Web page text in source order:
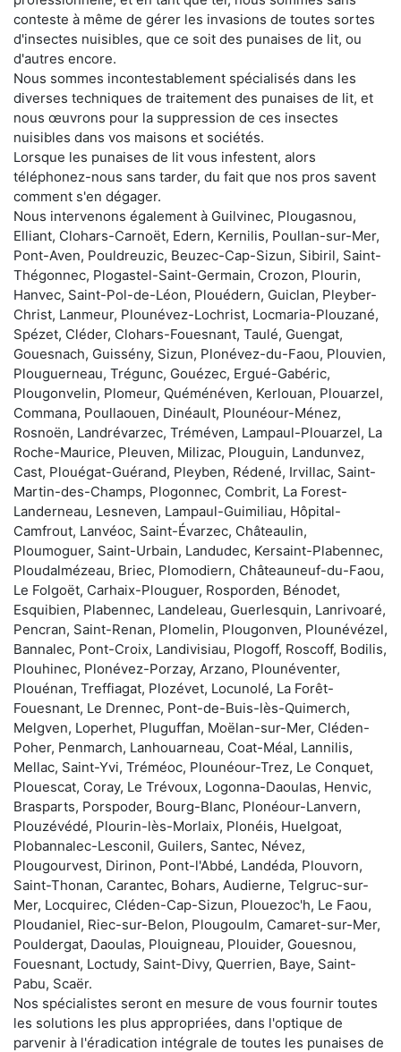
conteste à même de gérer les invasions de toutes sortes
d'insectes nuisibles, que ce soit des punaises de lit, ou
d'autres encore.
Nous sommes incontestablement spécialisés dans les
diverses techniques de traitement des punaises de lit, et
nous œuvrons pour la suppression de ces insectes
nuisibles dans vos maisons et sociétés.
Lorsque les punaises de lit vous infestent, alors
téléphonez-nous sans tarder, du fait que nos pros savent
comment s'en dégager.
Nous intervenons également à Guilvinec, Plougasnou,
Elliant, Clohars-Carnoët, Edern, Kernilis, Poullan-sur-Mer,
Pont-Aven, Pouldreuzic, Beuzec-Cap-Sizun, Sibiril, Saint-
Thégonnec, Plogastel-Saint-Germain, Crozon, Plourin,
Hanvec, Saint-Pol-de-Léon, Plouédern, Guiclan, Pleyber-
Christ, Lanmeur, Plounévez-Lochrist, Locmaria-Plouzané,
Spézet, Cléder, Clohars-Fouesnant, Taulé, Guengat,
Gouesnach, Guissény, Sizun, Plonévez-du-Faou, Plouvien,
Plouguerneau, Trégunc, Gouézec, Ergué-Gabéric,
Plougonvelin, Plomeur, Quéménéven, Kerlouan, Plouarzel,
Commana, Poullaouen, Dinéault, Plounéour-Ménez,
Rosnoën, Landrévarzec, Tréméven, Lampaul-Plouarzel, La
Roche-Maurice, Pleuven, Milizac, Plouguin, Landunvez,
Cast, Plouégat-Guérand, Pleyben, Rédené, Irvillac, Saint-
Martin-des-Champs, Plogonnec, Combrit, La Forest-
Landerneau, Lesneven, Lampaul-Guimiliau, Hôpital-
Camfrout, Lanvéoc, Saint-Évarzec, Châteaulin,
Ploumoguer, Saint-Urbain, Landudec, Kersaint-Plabennec,
Ploudalmézeau, Briec, Plomodiern, Châteauneuf-du-Faou,
Le Folgoët, Carhaix-Plouguer, Rosporden, Bénodet,
Esquibien, Plabennec, Landeleau, Guerlesquin, Lanrivoaré,
Pencran, Saint-Renan, Plomelin, Plougonven, Plounévézel,
Bannalec, Pont-Croix, Landivisiau, Plogoff, Roscoff, Bodilis,
Plouhinec, Plonévez-Porzay, Arzano, Plounéventer,
Plouénan, Treffiagat, Plozévet, Locunolé, La Forêt-
Fouesnant, Le Drennec, Pont-de-Buis-lès-Quimerch,
Melgven, Loperhet, Pluguffan, Moëlan-sur-Mer, Cléden-
Poher, Penmarch, Lanhouarneau, Coat-Méal, Lannilis,
Mellac, Saint-Yvi, Tréméoc, Plounéour-Trez, Le Conquet,
Plouescat, Coray, Le Trévoux, Logonna-Daoulas, Henvic,
Brasparts, Porspoder, Bourg-Blanc, Plonéour-Lanvern,
Plouzévédé, Plourin-lès-Morlaix, Plonéis, Huelgoat,
Plobannalec-Lesconil, Guilers, Santec, Névez,
Plougourvest, Dirinon, Pont-l'Abbé, Landéda, Plouvorn,
Saint-Thonan, Carantec, Bohars, Audierne, Telgruc-sur-
Mer, Locquirec, Cléden-Cap-Sizun, Plouezoc'h, Le Faou,
Ploudaniel, Riec-sur-Belon, Plougoulm, Camaret-sur-Mer,
Pouldergat, Daoulas, Plouigneau, Plouider, Gouesnou,
Fouesnant, Loctudy, Saint-Divy, Querrien, Baye, Saint-
Pabu, Scaër.
Nos spécialistes seront en mesure de vous fournir toutes
les solutions les plus appropriées, dans l'optique de
parvenir à l'éradication intégrale de toutes les punaises de